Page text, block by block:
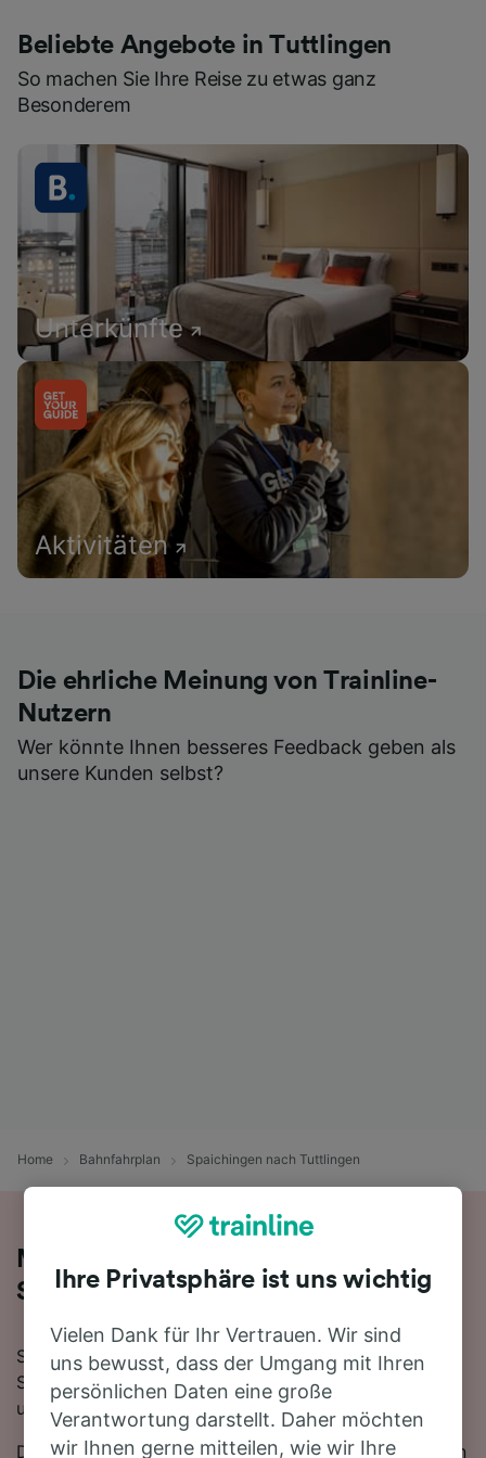
Beliebte Angebote in Tuttlingen
So machen Sie Ihre Reise zu etwas ganz
Besonderem
Unterkünfte
Aktivitäten
Die ehrliche Meinung von Trainline-
Nutzern
Wer könnte Ihnen besseres Feedback geben als
unsere Kunden selbst?
Home Bahnfahrplan Spaichingen nach Tuttlingen
Mit dem Zug in 8 Minuten von
Spaichingen nach Tuttlingen
Sie denken darüber nach, für Ihre Reise von
Spaichingen nach Tuttlingen den Zug zu nehmen? Bei
uns sind Sie goldrichtig!
Die schnellste Fahrtzeit, um die 11 km von Spaichingen
Ihre Privatsphäre ist uns wichtig
Vielen Dank für Ihr Vertrauen. Wir sind
uns bewusst, dass der Umgang mit Ihren
persönlichen Daten eine große
Verantwortung darstellt. Daher möchten
wir Ihnen gerne mitteilen, wie wir Ihre